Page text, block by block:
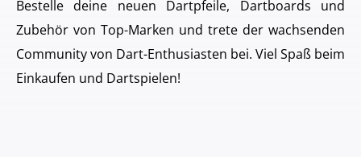
Bestelle deine neuen Dartpfeile, Dartboards und
Zubehör von Top-Marken und trete der wachsenden
Community von Dart-Enthusiasten bei. Viel Spaß beim
Einkaufen und Dartspielen!